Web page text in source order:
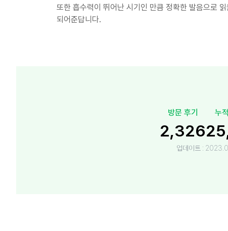
또한 흡수력이 뛰어난 시기인 만큼 정확한 발음으로
되어준답니다.
방문 후기
2,326
누
업데이트 :